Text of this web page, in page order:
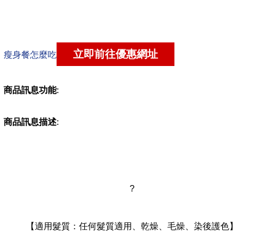
瘦身餐怎麼吃
商品訊息功能:
商品訊息描述:
?
【適用髮質：任何髮質適用、乾燥、毛燥、染後護色】